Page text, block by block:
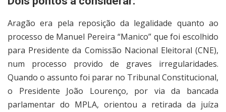
Aragão era pela reposição da legalidade quanto ao
processo de Manuel Pereira “Manico” que foi escolhido
para Presidente da Comissão Nacional Eleitoral (CNE),
num processo provido de graves irregularidades.
Quando o assunto foi parar no Tribunal Constitucional,
o Presidente João Lourenço, por via da bancada
parlamentar do MPLA, orientou a retirada da juíza